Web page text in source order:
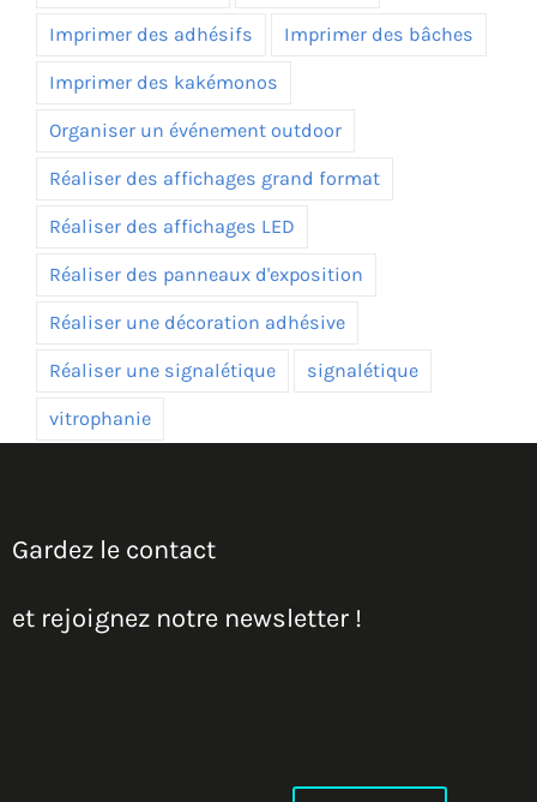
Imprimer des adhésifs Imprimer des bâches
Imprimer des kakémonos
Organiser un événement outdoor
Réaliser des affichages grand format
Réaliser des affichages LED
Réaliser des panneaux d'exposition
Réaliser une décoration adhésive
Réaliser une signalétique signalétique
vitrophanie
Gardez le contact
et rejoignez notre newsletter !